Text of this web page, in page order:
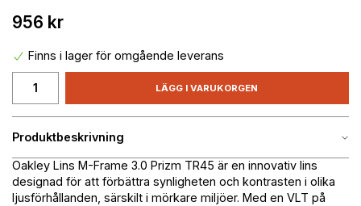
956 kr
Finns i lager för omgående leverans
LÄGG I VARUKORGEN
Produktbeskrivning
Oakley Lins M-Frame 3.0 Prizm TR45 är en innovativ lins
designad för att förbättra synligheten och kontrasten i olika
ljusförhållanden, särskilt i mörkare miljöer. Med en VLT på